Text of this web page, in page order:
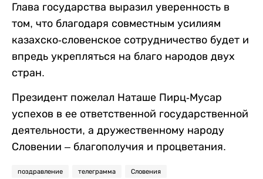
Глава государства выразил уверенность в
том, что благодаря совместным усилиям
казахско-словенское сотрудничество будет и
впредь укрепляться на благо народов двух
стран.
Президент пожелал Наташе Пирц-Мусар
успехов в ее ответственной государственной
деятельности, а дружественному народу
Словении – благополучия и процветания.
поздравление телеграмма Словения